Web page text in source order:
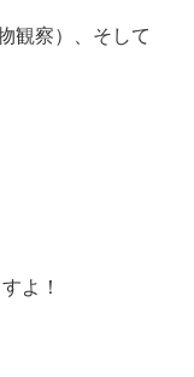
観察）、そして
よ！